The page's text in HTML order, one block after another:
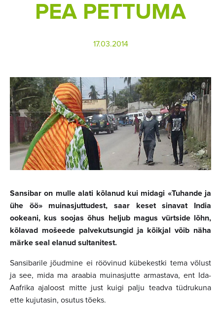
PEA PETTUMA
17.03.2014
Sansibar on mulle alati kõlanud kui midagi «Tuhande ja
ühe öö» muinasjuttudest, saar keset sinavat India
ookeani, kus soojas õhus heljub magus vürtside lõhn,
kõlavad mošeede palvekutsungid ja kõikjal võib näha
märke seal elanud sultanitest.
Sansibarile jõudmine ei röövinud kübekestki tema võlust
ja see, mida ma araabia muinasjutte armastava, ent Ida-
Aafrika ajaloost mitte just kuigi palju teadva tüdrukuna
ette kujutasin, osutus tõeks.